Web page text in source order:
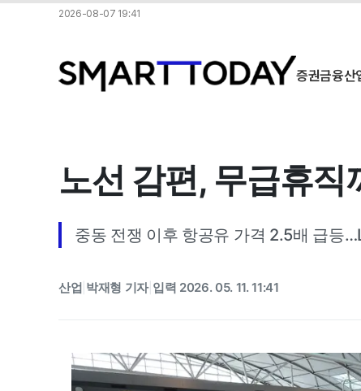
2026-08-07 19:41
증권금융산
노선 감편, 무급휴
중동 전쟁 이후 항공유 가격 2.5배 급등
산업 박재형 기자| 입력 2026. 05. 11. 11:41